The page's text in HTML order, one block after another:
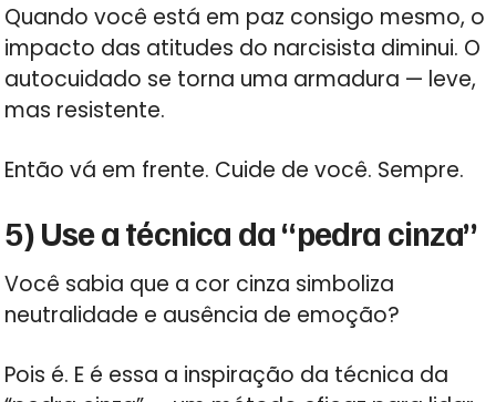
Quando você está em paz consigo mesmo, o
impacto das atitudes do narcisista diminui. O
autocuidado se torna uma armadura — leve,
mas resistente.
Então vá em frente. Cuide de você. Sempre.
5) Use a técnica da “pedra cinza”
Você sabia que a cor cinza simboliza
neutralidade e ausência de emoção?
Pois é. E é essa a inspiração da técnica da